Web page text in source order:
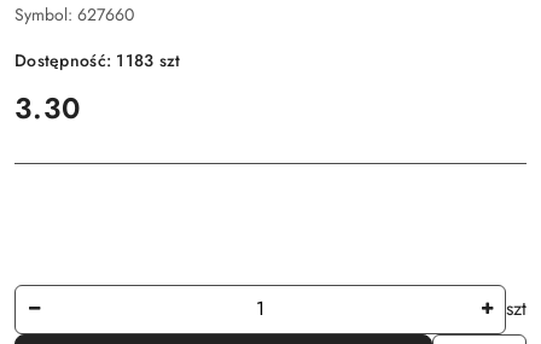
Symbol: 627660
Dostępność: 1183 szt
cena:
3.30
Ilość
szt